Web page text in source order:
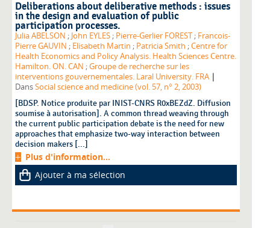
Deliberations about deliberative methods : issues
in the design and evaluation of public
participation processes.
Julia ABELSON ; John EYLES ; Pierre-Gerlier FOREST ; Francois-
Pierre GAUVIN ; Elisabeth Martin ; Patricia Smith ;Centre for
Health Economics and Policy Analysis. Health Sciences Centre.
Hamilton. ON. CAN ;Groupe de recherche sur les
interventions gouvernementales. Laral University. FRA |
DansSocial science and medicine (vol. 57, n° 2, 2003)
[BDSP. Notice produite par INIST-CNRS R0xBEZdZ. Diffusion
soumise à autorisation]. A common thread weaving through
the current public participation debate is the need for new
approaches that emphasize two-way interaction between
decision makers [...]
Plus d'information...
Ajouter à ma sélection